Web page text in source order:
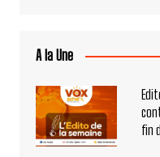
A la Une
fin